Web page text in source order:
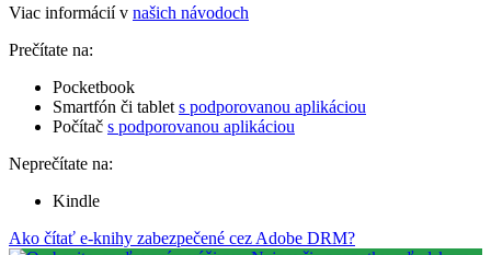
Viac informácií v našich návodoch
Prečítate na:
Pocketbook
Smartfón či tablet s podporovanou aplikáciou
Počítač s podporovanou aplikáciou
Neprečítate na:
Kindle
Ako čítať e-knihy zabezpečené cez Adobe DRM?